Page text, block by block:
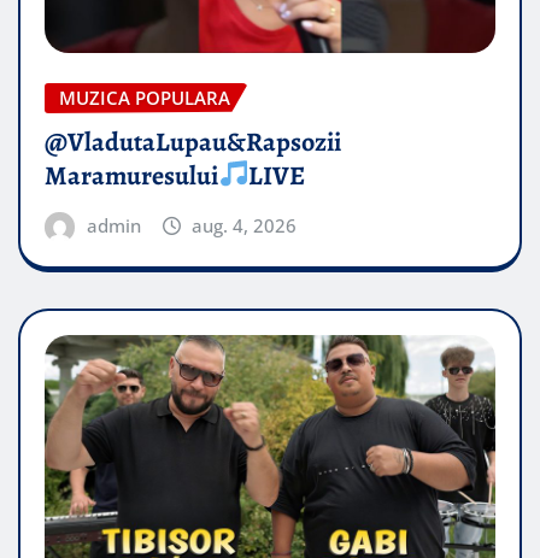
MUZICA POPULARA
@VladutaLupau&Rapsozii
Maramuresului
LIVE
admin aug. 4, 2026